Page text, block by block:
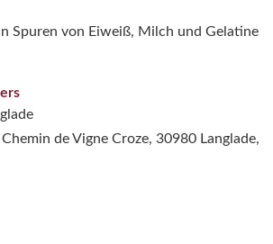
Spuren von Eiweiß, Milch und Gelatine
Chemin de Vigne Croze, 30980 Langlade,